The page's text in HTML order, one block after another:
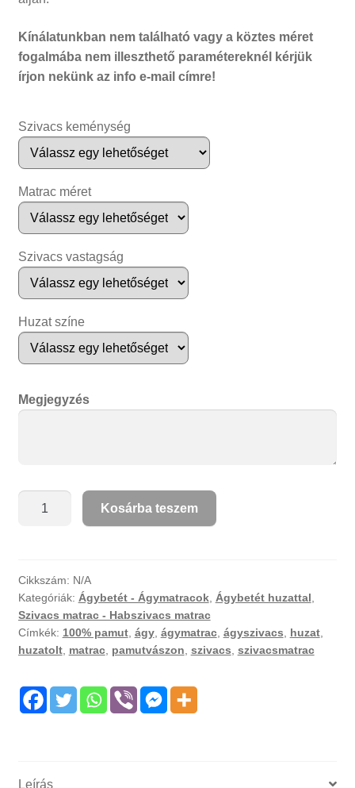
Kínálatunkban nem található vagy a köztes méret
fogalmába nem illeszthető paramétereknél kérjük
írjon nekünk az info e-mail címre!
Szivacs keménység
Matrac méret
Szivacs vastagság
Huzat színe
Megjegyzés
huzattal
mennyiség
Kosárba teszem
Cikkszám: N/A
Kategóriák: Ágybetét - Ágymatracok, Ágybetét huzattal
Szivacs matrac - Habszivacs matrac
Címkék: 100% pamut, ágy, ágymatrac, ágyszivacs huzat,
huzatolt, matrac, pamutvászon szivacs szivacsmatrac
Leírás